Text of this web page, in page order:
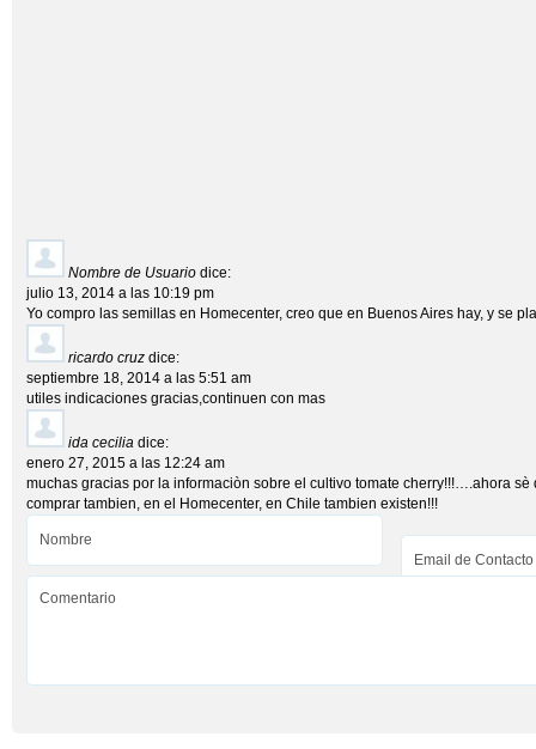
Nombre de Usuario dice:
julio 13, 2014 a las 10:19 pm
Yo compro las semillas en Homecenter, creo que en Buenos Aires hay, y se
ricardo cruz dice:
septiembre 18, 2014 a las 5:51 am
utiles indicaciones gracias,continuen con mas
ida cecilia dice:
enero 27, 2015 a las 12:24 am
muchas gracias por la informaciòn sobre el cultivo tomate cherry!!!….ahora
comprar tambien, en el Homecenter, en Chile tambien existen!!!